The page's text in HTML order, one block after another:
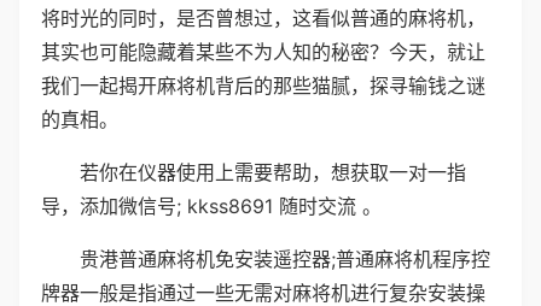
将时光的同时，是否曾想过，这看似普通的麻将机，
其实也可能隐藏着某些不为人知的秘密？今天，就让
我们一起揭开麻将机背后的那些猫腻，探寻输钱之谜
的真相。
若你在仪器使用上需要帮助，想获取一对一指
导，添加微信号; kkss8691 随时交流 。
贵港普通麻将机免安装遥控器;普通麻将机程序控
牌器一般是指通过一些无需对麻将机进行复杂安装操